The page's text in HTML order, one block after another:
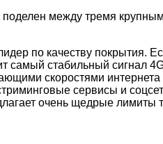
между тремя
по качеству покрытия.
самый стабильный сигнал
скоростями
сервисы и
очень щедрые лимиты